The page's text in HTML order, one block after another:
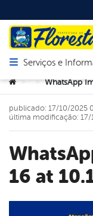
Abrir menu
Serviços e
Você está aqui:
> > WhatsApp
WhatsApp Image 2025-10-
16 at
publicado: 17/10/2025
última modificação: